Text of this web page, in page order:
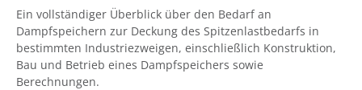
Ein vollständiger Überblick über den Bedarf an
Dampfspeichern zur Deckung des Spitzenlastbedarfs in
bestimmten Industriezweigen, einschließlich Konstruktion,
Bau und Betrieb eines Dampfspeichers sowie
Berechnungen.